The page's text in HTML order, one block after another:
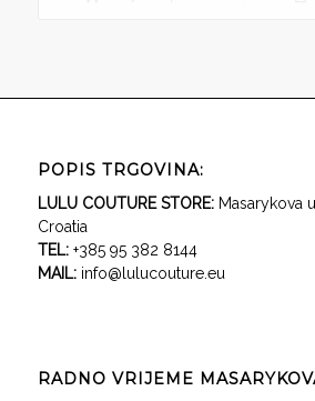
POPIS TRGOVINA:
LULU COUTURE STORE: Masarykova
Croatia
TEL:+385 95 382 8144
MAIL: info@lulucouture.eu
RADNO VRIJEME